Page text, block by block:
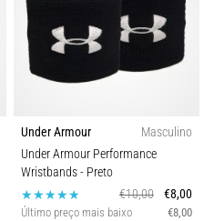
Under Armour
Masculino
Under Armour Performance
Wristbands- Preto
€10,00
€8,00
Último preço mais baixo €8,00